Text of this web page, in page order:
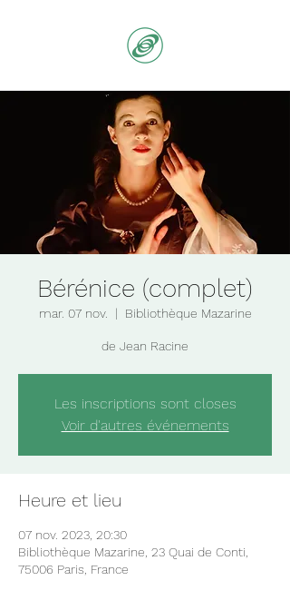
Bérénice (complet)
mar. 07 nov.
  |
Bibliothèque Mazarine
de Jean Racine
Les inscriptions sont closes
Voir d'autres événements
Heure et lieu
07 nov. 2023, 20:30
Bibliothèque Mazarine, 23 Quai de Conti,
75006 Paris, France